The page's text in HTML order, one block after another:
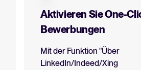
Aktivieren Sie One-
Bewerbungen
Mit der Funktion "Über
LinkedIn/Indeed/Xing